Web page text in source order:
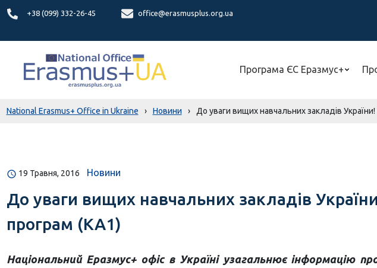
+38 (099) 332-26-45
office@erasmusplus.org.ua
Програма ЄС Еразмус+
National Erasmus+ Office in Ukraine › Новини › До уваги вищих навчальних закладів
19 Травня, 2016 Новини
До уваги вищих навчальних закладів
програм (КА1)
Національний Еразмус+ офіс в Україні узагальнює інформацію